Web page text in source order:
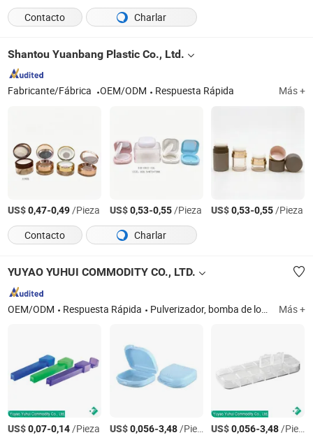
Contacto
Charlar
Shantou Yuanbang Plastic Co., Ltd.
Fabricante/Fábrica OEM/ODM Respuesta Rápida Más +
US$0,47-0,49/Pieza US$0,53-0,55/Pieza US$0,53-0,55/Pieza
Contacto
Charlar
YUYAO YUHUI COMMODITY CO., LTD.
OEM/ODM Respuesta Rápida Pulverizador, bomba de loción, tarro cosmético, botella de plástico, estuche de plástico, tapa de plástico, pulverizador de niebla fina, bomba de espuma, bomba de tratamiento, juego de botellas de viaje de plástico Más +
US$0,07-0,14/Pieza US$0,056-3,48/Pieza US$0,056-3,48/Pieza